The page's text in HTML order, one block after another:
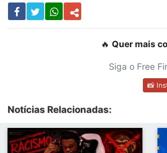
🔥 Quer mais
Siga o Free
📸
Notícias Relacionadas: